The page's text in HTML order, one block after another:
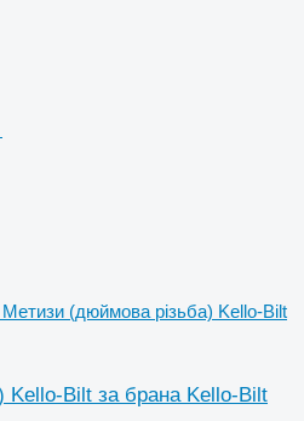
Метизи (дюймова різьба) Kello-Bilt
Bilt за брана Kello-Bilt